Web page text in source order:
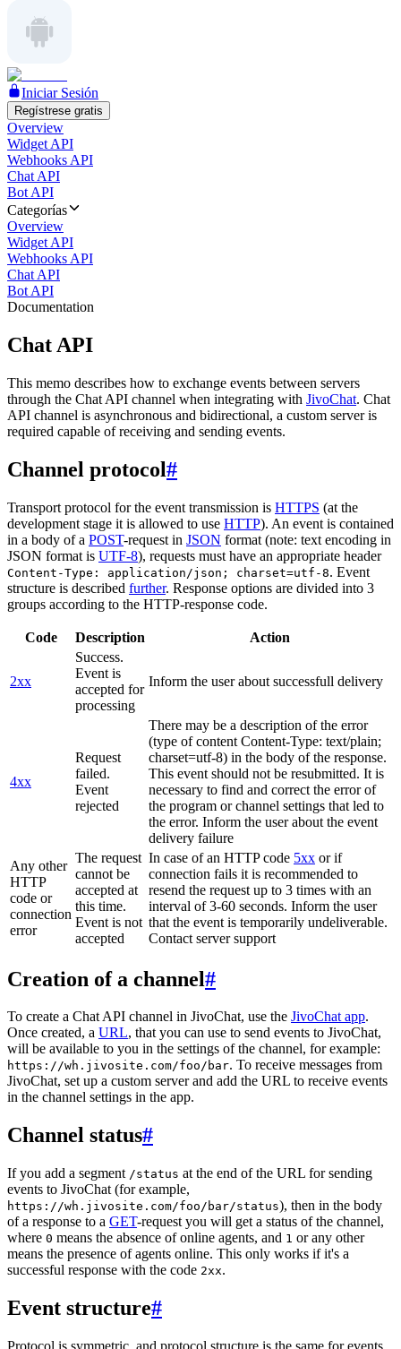
Iniciar Sesión
Regístrese gratis
Overview
Widget API
Webhooks API
Chat API
Bot API
Categorías
Overview
Widget API
Webhooks API
Chat API
Bot API
Documentation
Chat API
This memo describes how to exchange events between servers
through the Chat API channel when integrating with JivoChat. Chat
API channel is asynchronous and bidirectional, a custom server is
required capable of receiving and sending events.
Channel protocol#
Transport protocol for the event transmission is HTTPS (at the
development stage it is allowed to use HTTP). An event is contained
in a body of a POST-request in JSON format (note: text encoding in
JSON format is UTF-8), requests must have an appropriate header
Content-Type: application/json; charset=utf-8. Event
structure is described further. Response options are divided into 3
groups according to the HTTP-response code.
Code Description Action
2xx
Success.
Event is
accepted for
processing
Inform the user about successfull delivery
4xx
Request
failed.
Event
rejected
There may be a description of the error
(type of content Content-Type: text/plain;
charset=utf-8) in the body of the response.
This event should not be resubmitted. It is
necessary to find and correct the error of
the program or channel settings that led to
the error. Inform the user about the event
delivery failure
Any other
HTTP
code or
connection
error
The request
cannot be
accepted at
this time.
Event is not
accepted
In case of an HTTP code 5xx or if
connection fails it is recommended to
resend the request up to 3 times with an
interval of 3-60 seconds. Inform the user
that the event is temporarily undeliverable.
Contact server support
Creation of a channel#
To create a Chat API channel in JivoChat, use the JivoChat app.
Once created, a URL, that you can use to send events to JivoChat,
will be available to you in the settings of the channel, for example:
https://wh.jivosite.com/foo/bar. To receive messages from
JivoChat, set up a custom server and add the URL to receive events
in the channel settings in the app.
Channel status#
If you add a segment /status at the end of the URL for sending
events to JivoChat (for example,
https://wh.jivosite.com/foo/bar/status), then in the body
of a response to a GET-request you will get a status of the channel,
where 0 means the absence of online agents, and 1 or any other
means the presence of agents online. This only works if it's a
successful response with the code 2xx.
Event structure#
Protocol is symmetric, and protocol structure is the same for events